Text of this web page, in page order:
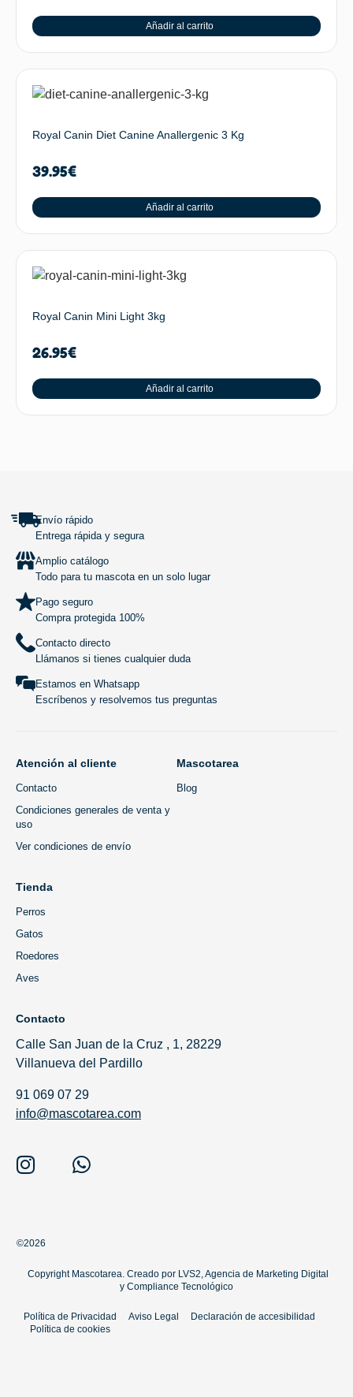
Añadir al carrito
Royal Canin Diet Canine Anallergenic 3 Kg
39.95€
Añadir al carrito
Royal Canin Mini Light 3kg
26.95€
Añadir al carrito
Envío rápido
Entrega rápida y segura
Amplio catálogo
Todo para tu mascota en un solo lugar
Pago seguro
Compra protegida 100%
Contacto directo
Llámanos si tienes cualquier duda
Estamos en Whatsapp
Escríbenos y resolvemos tus preguntas
Atención al cliente
Contacto
Condiciones generales de venta y
uso
Ver condiciones de envío
Mascotarea
Blog
Tienda
Perros
Gatos
Roedores
Aves
Contacto
Calle San Juan de la Cruz , 1, 28229
Villanueva del Pardillo
91 069 07 29
info@mascotarea.com
©2026
Copyright Mascotarea. Creado porLVS2, Agencia de Marketing Digital
y Compliance Tecnológico
Política de Privacidad Aviso Legal
Declaración de accesibilidad
Política de cookies